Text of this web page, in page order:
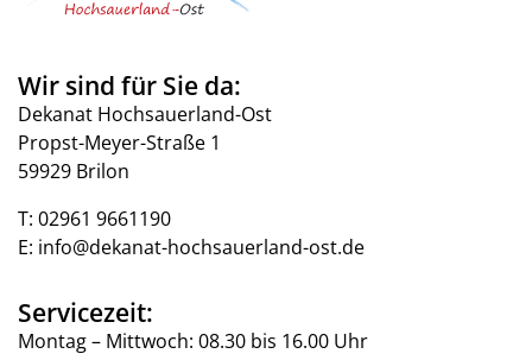
Wir sind für Sie da:
Dekanat Hochsauerland-Ost
Propst-Meyer-Straße 1
59929 Brilon
T: 02961 9661190
E: info@dekanat-hochsauerland-ost.de
Servicezeit:
Montag – Mittwoch: 08.30 bis 16.00 Uhr